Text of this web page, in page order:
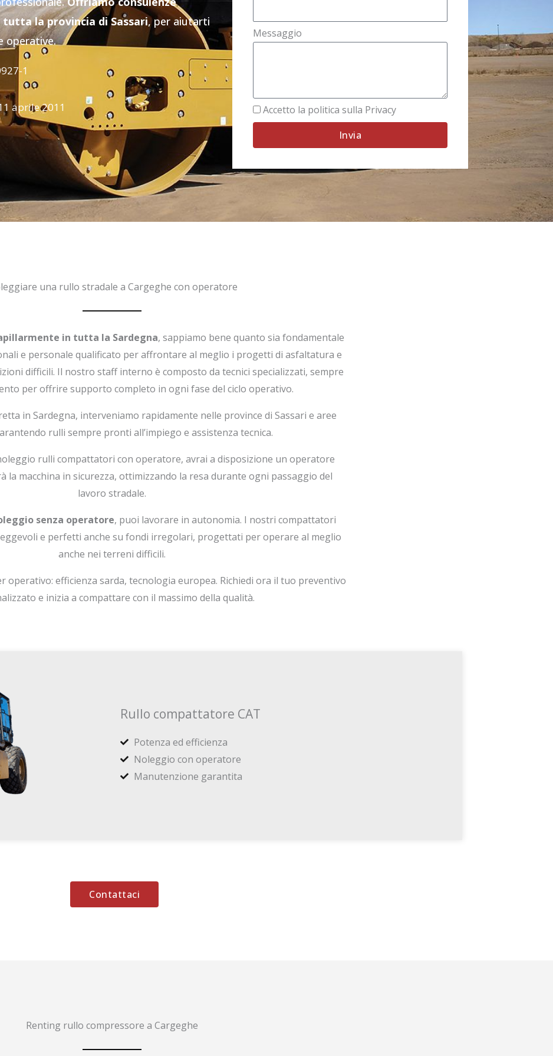
la provincia di Sassari, per aiutarti
operative.
1
aprile 2011
Messaggio
Accetto la politica sulla Privacy
Invia
una rullo stradale a Cargeghe con operatore
in tutta la Sardegna, sappiamo bene quanto sia fondamentale
e personale qualificato per affrontare al meglio i progetti di asfaltatura e
difficili. Il nostro staff interno è composto da tecnici specializzati, sempre
per offrire supporto completo in ogni fase del ciclo operativo.
in Sardegna, interveniamo rapidamente nelle province di Sassari e aree
rulli sempre pronti all’impiego e assistenza tecnica.
rulli compattatori con operatore, avrai a disposizione un operatore
la macchina in sicurezza, ottimizzando la resa durante ogni passaggio del
lavoro stradale.
senza operatore, puoi lavorare in autonomia. I nostri compattatori
e perfetti anche su fondi irregolari, progettati per operare al meglio
anche nei terreni difficili.
operativo: efficienza sarda, tecnologia europea. Richiedi ora il tuo preventivo
e inizia a compattare con il massimo della qualità.
Rullo compattatore CAT
Potenza ed efficienza
Noleggio con operatore
Manutenzione garantita
Contattaci
Renting rullo compressore a Cargeghe